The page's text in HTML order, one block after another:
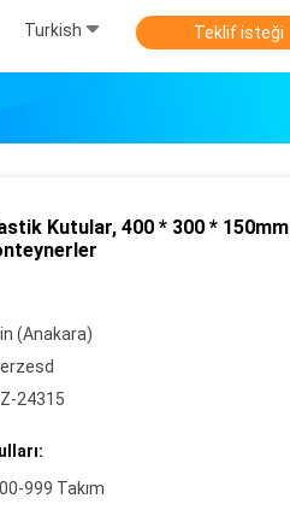
Turkish Teklif isteği
Kutular, 400 * 300 * 150mm
(Anakara)
24315
999 Takım